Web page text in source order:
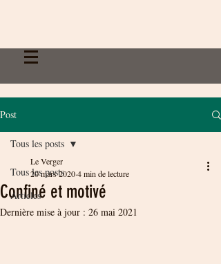
Post
Tous les posts
Articles
Tous les posts
Confiné et motivé
Le Verger
20 mars 20204 min de lecture
Dernière mise à jour : 26 mai 2021